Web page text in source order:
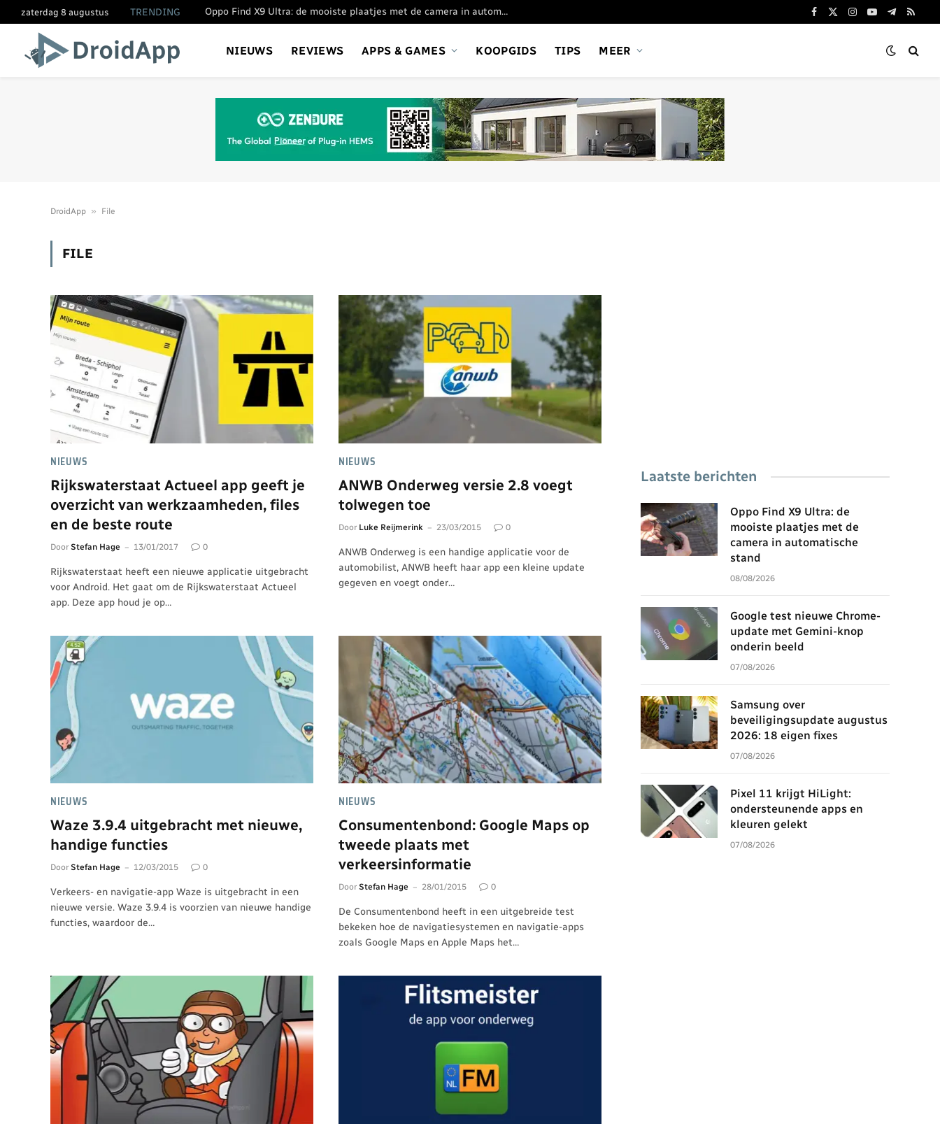
zaterdag 8 augustus TRENDING Oppo Find X9 Ultra: de mooiste plaatjes met de camera in automatische stand
Facebook
X
Instagram
YouTube
Telegram
RSS
NIEUWS REVIEWS APPS & GAMES KOOPGIDS TIPS MEER
DroidApp » File
FILE
NIEUWS
Rijkswaterstaat Actueel app geeft je
overzicht van werkzaamheden, files
en de beste route
Door Stefan Hage 13/01/2017 0
Rijkswaterstaat heeft een nieuwe applicatie uitgebracht
voor Android. Het gaat om de Rijkswaterstaat Actueel
app. Deze app houd je op…
NIEUWS
ANWB Onderweg versie 2.8 voegt
tolwegen toe
Door Luke Reijmerink 23/03/2015 0
ANWB Onderweg is een handige applicatie voor de
automobilist, ANWB heeft haar app een kleine update
gegeven en voegt onder…
NIEUWS
Waze 3.9.4 uitgebracht met nieuwe,
handige functies
Door Stefan Hage 12/03/2015 0
Verkeers- en navigatie-app Waze is uitgebracht in een
nieuwe versie. Waze 3.9.4 is voorzien van nieuwe handige
functies, waardoor de…
NIEUWS
Consumentenbond: Google Maps op
tweede plaats met
verkeersinformatie
Door Stefan Hage 28/01/2015 0
De Consumentenbond heeft in een uitgebreide test
bekeken hoe de navigatiesystemen en navigatie-apps
zoals Google Maps en Apple Maps het…
Laatste berichten
Oppo Find X9 Ultra: de
mooiste plaatjes met de
camera in automatische
stand
08/08/2026
Google test nieuwe Chrome-
update met Gemini-knop
onderin beeld
07/08/2026
Samsung over
beveiligingsupdate augustus
2026: 18 eigen fixes
07/08/2026
Pixel 11 krijgt HiLight:
ondersteunende apps en
kleuren gelekt
07/08/2026